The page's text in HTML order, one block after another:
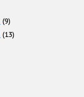
(9)
(13)